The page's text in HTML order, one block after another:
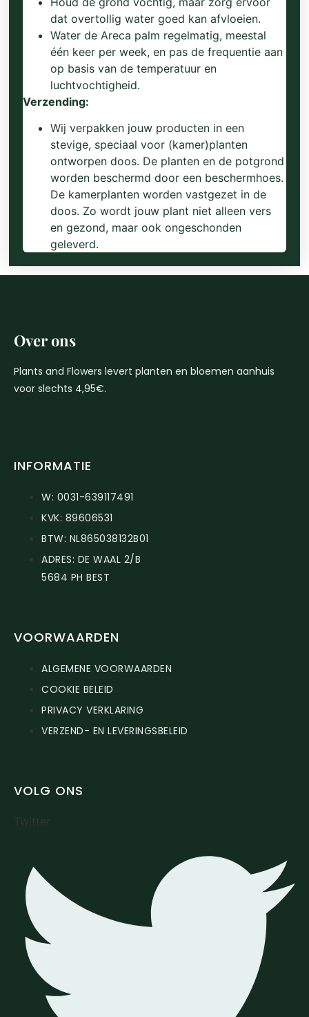
dat overtollig water goed kan afvloeien.
Water de Areca palm regelmatig, meestal
één keer per week, en pas de frequentie aan
op basis van de temperatuur en
luchtvochtigheid.
Verzending:
Wij verpakken jouw producten in een
stevige, speciaal voor (kamer)planten
ontworpen doos. De planten en de potgrond
worden beschermd door een beschermhoes.
De kamerplanten worden vastgezet in de
doos. Zo wordt jouw plant niet alleen vers
en gezond, maar ook ongeschonden
geleverd.
Over ons
Plants and Flowers levert planten en bloemen aanhuis
voor slechts 4,95€.
INFORMATIE
W: 0031-639117491
KVK: 89606531
BTW: NL865038132B01
ADRES: DE WAAL 2/B
5684 PH BEST
VOORWAARDEN
ALGEMENE VOORWAARDEN
COOKIE BELEID
PRIVACY VERKLARING
VERZEND- EN LEVERINGSBELEID
VOLG ONS
Twitter